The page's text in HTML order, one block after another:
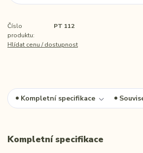
Číslo
produktu:
PT 112
Hlídat cenu / dostupnost
Kompletní specifikace
Kompletní specifikace